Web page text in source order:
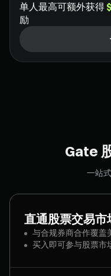
单人最高可额外获得
励
Gate
一站
直通股票交易市
与合规券商合作覆盖
买入即可参与股票市